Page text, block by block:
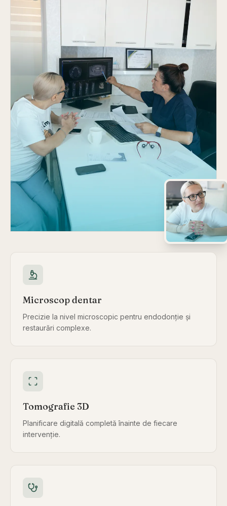
Microscop dentar
Precizie la nivel microscopic pentru endodonție și
restaurări complexe.
Tomografie 3D
Planificare digitală completă înainte de fiecare
intervenție.